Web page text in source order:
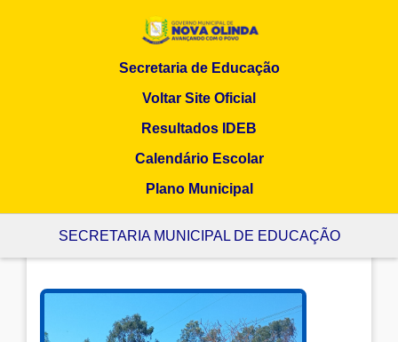
Secretaria de Educação
Voltar Site Oficial
Resultados IDEB
Calendário Escolar
Plano Municipal
SECRETARIA MUNICIPAL DE EDUCAÇÃO